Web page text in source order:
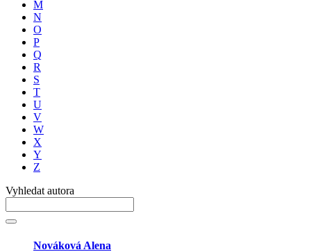
M
N
O
P
Q
R
S
T
U
V
W
X
Y
Z
Vyhledat autora
Nováková Alena